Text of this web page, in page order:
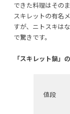
できた料理はその
スキレットの有名
すが、ニトスキは
で驚きです。
「スキレット鍋」
値段